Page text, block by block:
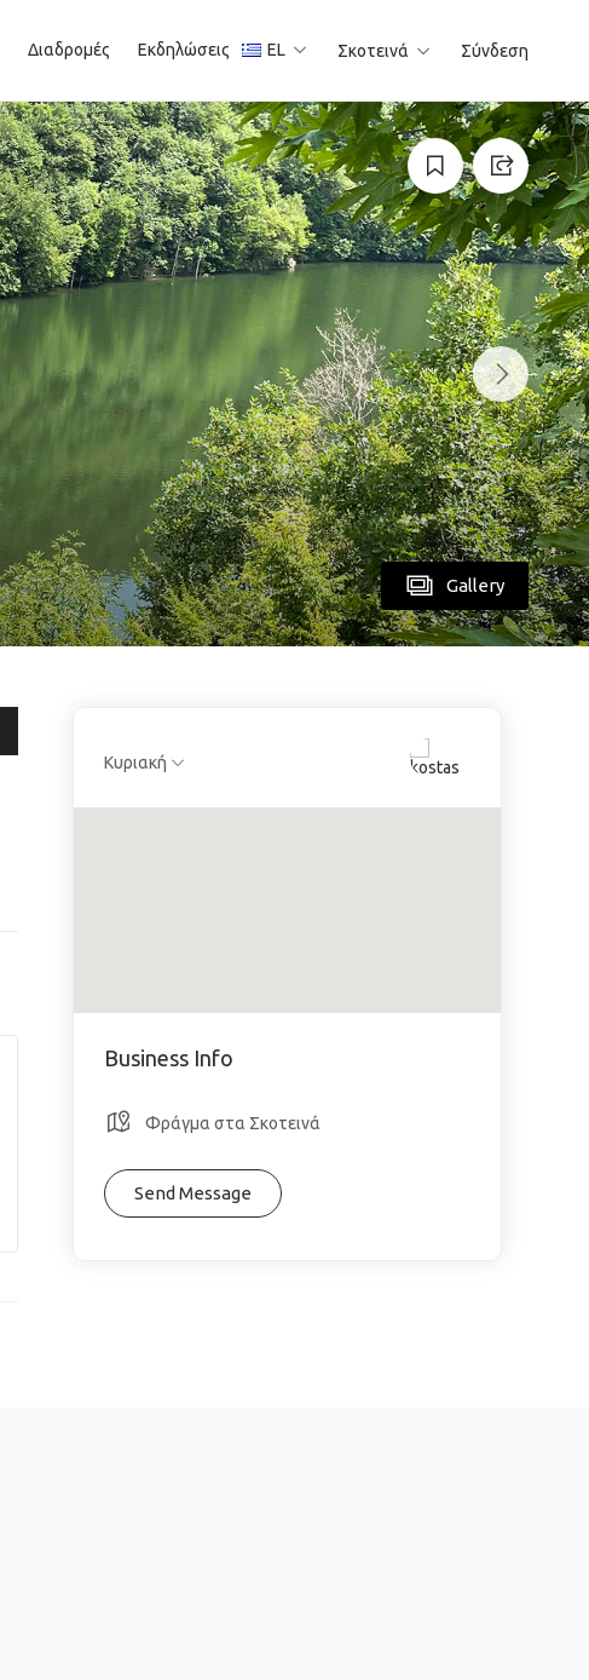
Διαδρομές Εκδηλώσεις EL Σκοτεινά Σύνδεση
Gallery
Κυριακή
Business Info
Φράγμα στα Σκοτεινά
Send Message